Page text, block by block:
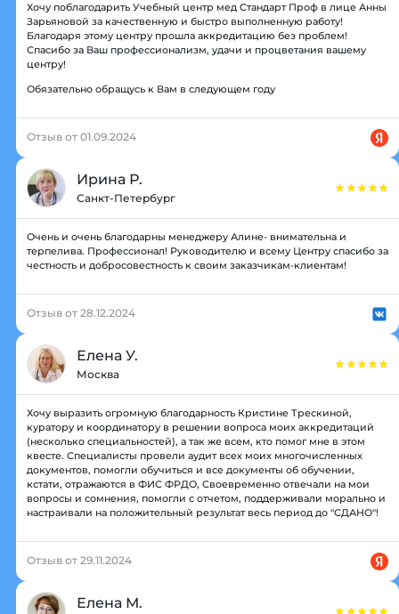
Хочу поблагодарить Учебный центр мед Стандарт Проф в лице Анны
Зарьяновой за качественную и быстро выполненную работу!
Благодаря этому центру прошла аккредитацию без проблем!
Спасибо за Ваш профессионализм, удачи и процветания вашему
центру!
Обязательно обращусь к Вам в следующем году
Отзыв от 01.09.2024
Ирина Р.
Санкт-Петербург
Очень и очень благодарны менеджеру Алине- внимательна и
терпелива. Профессионал! Руководителю и всему Центру спасибо за
честность и добросовестность к своим заказчикам-клиентам!
Отзыв от 28.12.2024
Елена У.
Москва
Хочу выразить огромную благодарность Кристине Трескиной,
куратору и координатору в решении вопроса моих аккредитаций
(несколько специальностей), а так же всем, кто помог мне в этом
квесте. Специалисты провели аудит всех моих многочисленных
документов, помогли обучиться и все документы об обучении,
кстати, отражаются в ФИС ФРДО, Своевременно отвечали на мои
вопросы и сомнения, помогли с отчетом, поддерживали морально и
настраивали на положительный результат весь период до "СДАНО"!
Отзыв от 29.11.2024
Елена М.